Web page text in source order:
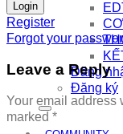
Đăng
Đăng ký
Register
Forgot your
Leave a Reply
Your email address
marked *